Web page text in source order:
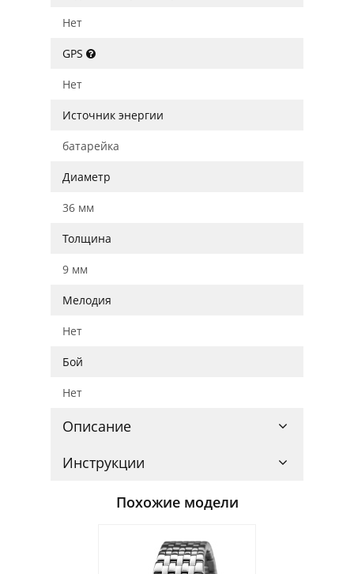
Нет
GPS
Нет
Источник энергии
батарейка
Диаметр
36 мм
Толщина
9 мм
Мелодия
Нет
Бой
Нет
Описание
Инструкции
Похожие модели